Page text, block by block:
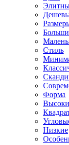
Стиль
Форма
Низкие